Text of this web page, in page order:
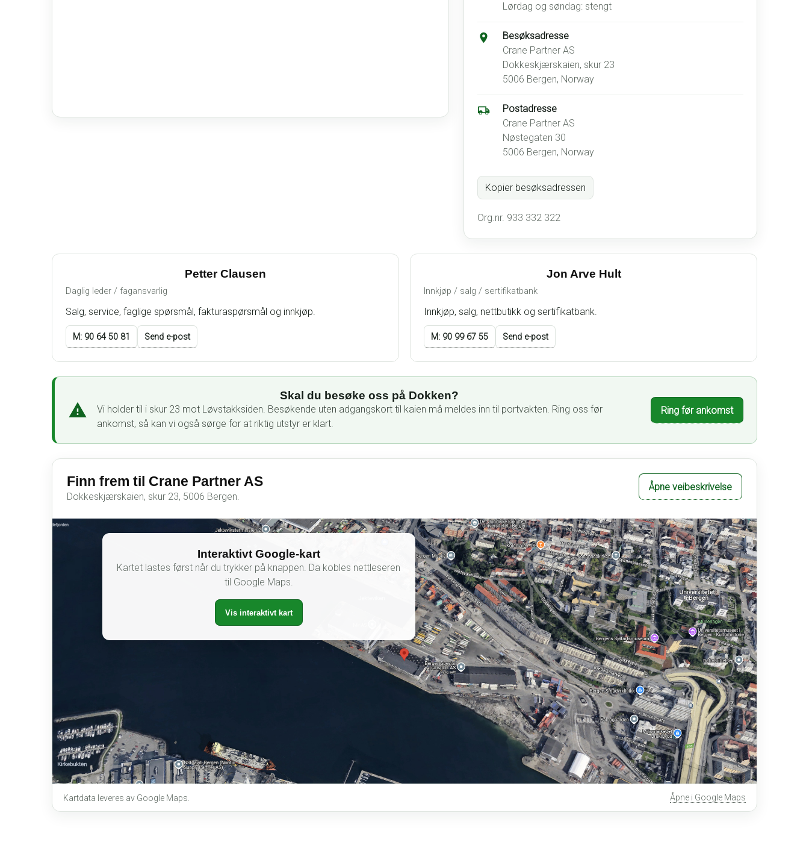
Lørdag og søndag: stengt
Besøksadresse
Crane Partner AS
Dokkeskjærskaien, skur 23
5006 Bergen, Norway
Postadresse
Crane Partner AS
Nøstegaten 30
5006 Bergen, Norway
Kopier besøksadressen
Org.nr. 933 332 322
Petter Clausen
Daglig leder / fagansvarlig
Salg, service, faglige spørsmål, fakturaspørsmål og innkjøp.
M: 90 64 50 81 Send e-post
Jon Arve Hult
Innkjøp / salg / sertifikatbank
Innkjøp, salg, nettbutikk og sertifikatbank.
M: 90 99 67 55 Send e-post
Skal du besøke oss på Dokken?
Vi holder til i skur 23 mot Løvstakksiden. Besøkende uten adgangskort til kaien må meldes inn til portvakten. Ring oss før
ankomst, så kan vi også sørge for at riktig utstyr er klart.
Ring før ankomst
Finn frem til Crane Partner AS
Dokkeskjærskaien, skur 23, 5006 Bergen.
Åpne veibeskrivelse
Interaktivt Google-kart
Kartet lastes først når du trykker på knappen. Da kobles nettleseren
til Google Maps.
Vis interaktivt kart
Kartdata leveres av Google Maps. Åpne i Google Maps